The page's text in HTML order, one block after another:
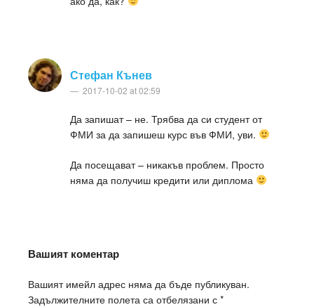
Стефан Кънев
2017-10-02 at 02:59
Да запишат – не. Трябва да си студент от
ФМИ за да запишеш курс във ФМИ, уви.
Да посещават – никакъв проблем. Просто
няма да получиш кредити или диплома
Вашият коментар
Вашият имейл адрес няма да бъде публикуван.
Задължителните полета са отбелязани с *